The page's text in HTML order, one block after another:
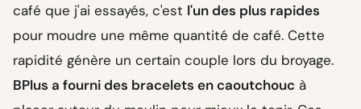
café que j'ai essayés, c'est l'un des plus rapides
pour moudre une même quantité de café. Cette
rapidité génère un certain couple lors du broyage.
BPlus a fourni des bracelets en caoutchouc à